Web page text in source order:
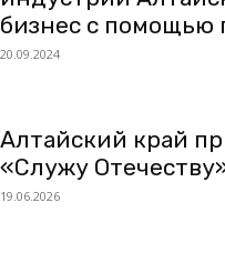
бизнес с помощью
20.09.2024
Алтайский край
«Служу
19.06.2026